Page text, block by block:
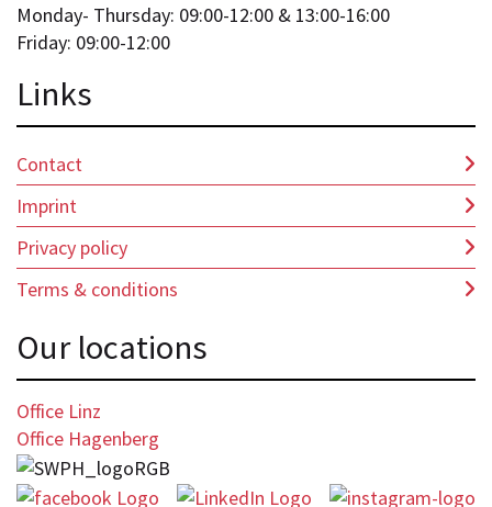
Monday- Thursday: 09:00-12:00 & 13:00-16:00
Friday: 09:00-12:00
Links
Contact
Imprint
Privacy policy
Terms & conditions
Our locations
Office Linz
Office Hagenberg